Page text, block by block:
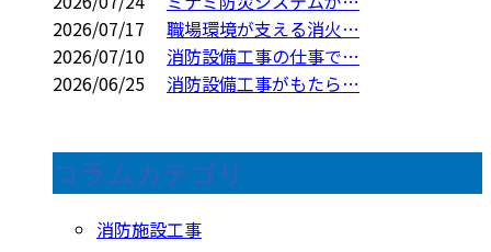
2026/07/17
職場環境が支える消火…
2026/07/10
消防設備工事の仕事で…
2026/06/25
消防設備工事がもたら…
コラムカテゴリ
消防施設工事